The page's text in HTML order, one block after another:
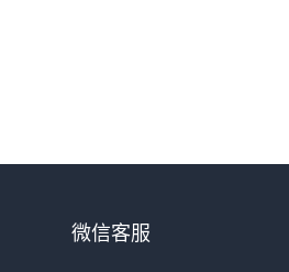
微信客服